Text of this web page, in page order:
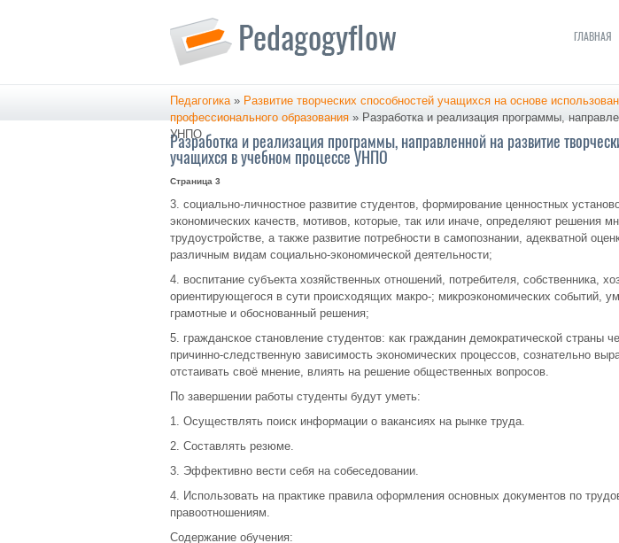
ГЛАВНАЯ
Педагогика» Развитие творческих способностей учащихся на основе
профессионального образования» Разработка и реализация программы,
УНПО
Разработка и реализация программы, направленной на развитие
учащихся в учебном процессе УНПО
Страница 3
3. социально-личностное развитие студентов, формирование ценностных
экономических качеств, мотивов, которые, так или иначе, определяют решения
трудоустройстве, а также развитие потребности в самопознании, адекватной
различным видам социально-экономической деятельности;
4. воспитание субъекта хозяйственных отношений, потребителя, собственника,
ориентирующегося в сути происходящих макро-; микроэкономических событий,
грамотные и обоснованный решения;
5. гражданское становление студентов: как гражданин демократической страны
причинно-следственную зависимость экономических процессов, сознательно
отстаивать своё мнение, влиять на решение общественных вопросов.
По завершении работы студенты будут уметь:
1. Осуществлять поиск информации о вакансиях на рынке труда.
2. Составлять резюме.
3. Эффективно вести себя на собеседовании.
4. Использовать на практике правила оформления основных документов по
правоотношениям.
Содержание обучения: